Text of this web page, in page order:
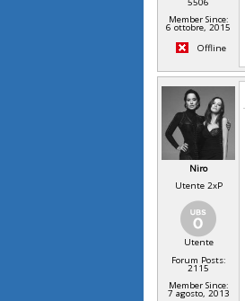
5506
Member Since:
6 ottobre, 2015
Offline
Niro
Utente 2xP
Utente
Forum Posts:
2115
Member Since:
7 agosto, 2013